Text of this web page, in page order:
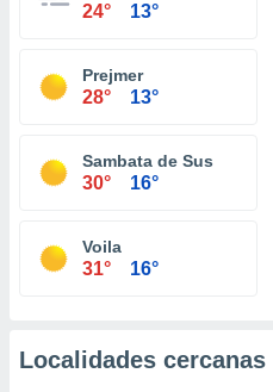
24° 13°
Prejmer
28° 13°
Sambata de Sus
30° 16°
Voila
31° 16°
Localidades cercanas